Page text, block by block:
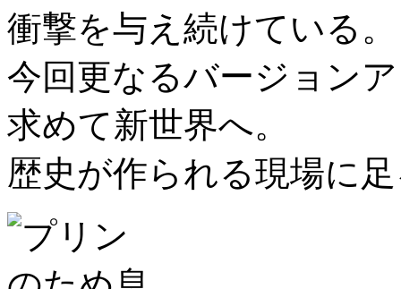
衝撃を与え続けている。
今回更なるバージョン
求めて新世界へ。
歴史が作られる現場に